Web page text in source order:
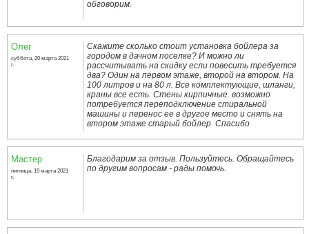
обговорим.
Олег
суббота, 20 марта 2021
г.
Скажите сколько стоит установка бойлера за
городом в дачном поселке? И можно ли
рассчитывать на скидку если повесить требуется
два? Один на первом этаже, второй на втором. На
100 литров и на 80 л. Все комплектующие, шланги,
краны все есть. Стены кирпичные. возможно
потребуется переподключение стиральной
машины и перенос ее в другое место и снять на
втором этаже старый бойлер. Спасибо
Мастер
пятница, 19 марта 2021
г.
Благодарим за отзыв. Пользуйтесь. Обращайтесь
по другим вопросам - рады помочь.